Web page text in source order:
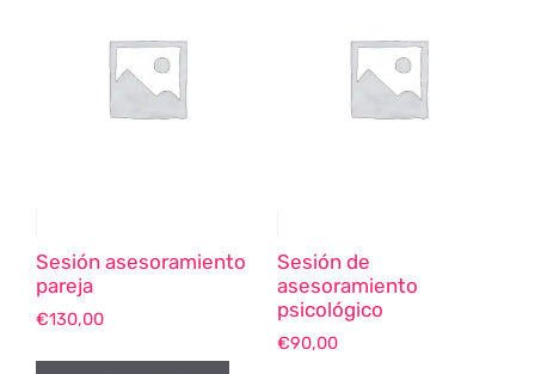
Sesión asesoramiento
pareja
€130,00
Sesión de
asesoramiento
psicológico
€90,00